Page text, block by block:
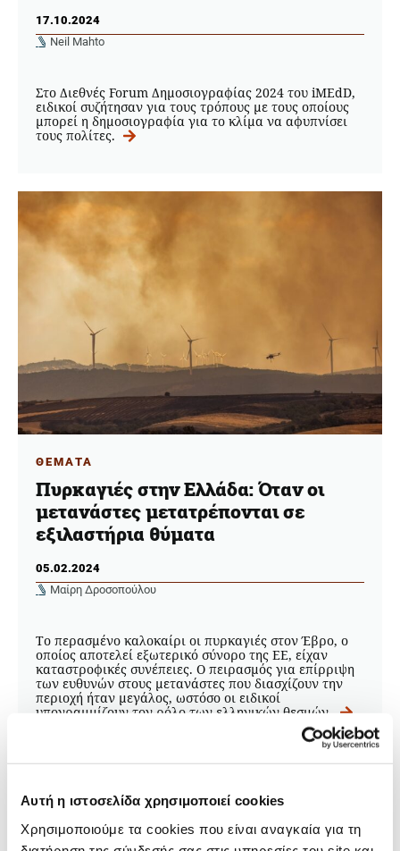
Αυτή η ιστοσελίδα χρησιμοποιεί cookies
Χρησιμοποιούμε τα cookies που είναι αναγκαία για τη
17.10.2024
Neil Mahto
Στο Διεθνές Forum Δημοσιογραφίας 2024 του iMEdD,
ειδικοί συζήτησαν για τους τρόπους με τους οποίους
μπορεί η δημοσιογραφία για το κλίμα να αφυπνίσει
τους πολίτες.
ΘΕΜΑΤΑ
Πυρκαγιές στην Ελλάδα: Όταν οι
μετανάστες μετατρέπονται σε
εξιλαστήρια θύματα
05.02.2024
Μαίρη Δροσοπούλου
Το περασμένο καλοκαίρι οι πυρκαγιές στον Έβρο, ο
οποίος αποτελεί εξωτερικό σύνορο της ΕΕ, είχαν
καταστροφικές συνέπειες. Ο πειρασμός για επίρριψη
των ευθυνών στους μετανάστες που διασχίζουν την
περιοχή ήταν μεγάλος, ωστόσο οι ειδικοί
υπογραμμίζουν τον ρόλο των ελληνικών θεσμών.